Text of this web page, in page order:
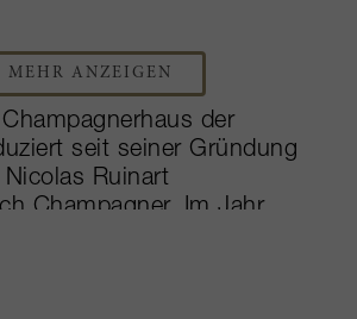
MEHR ANZEIGEN
der
seit seiner Gründung
Ruinart
Champagner. Im Jahr
die erste Kellerei, die